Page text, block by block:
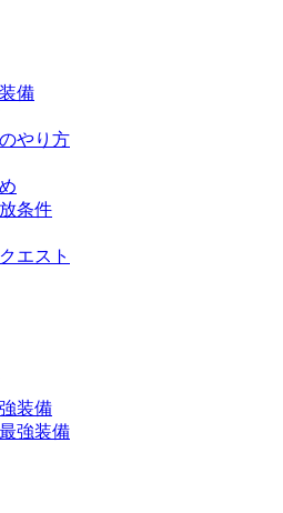
備
やり方
条件
エスト
装備
強装備